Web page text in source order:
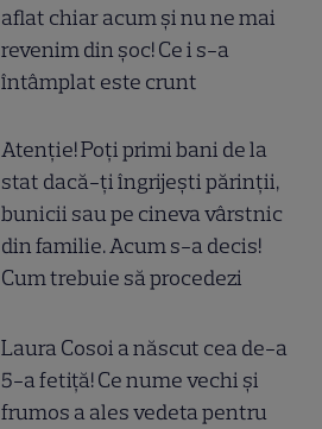
aflat chiar acum și nu ne mai
revenim din șoc! Ce i s-a
întâmplat este crunt
Atenție! Poți primi bani de la
stat dacă-ți îngrijești părinții,
bunicii sau pe cineva vârstnic
din familie. Acum s-a decis!
Cum trebuie să procedezi
Laura Cosoi a născut cea de-a
5-a fetiță! Ce nume vechi și
frumos a ales vedeta pentru